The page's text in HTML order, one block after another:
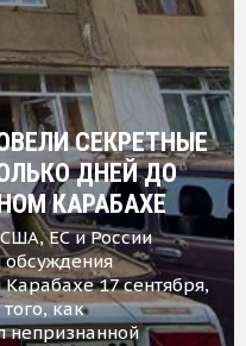
СЕКРЕТНЫЕ
ДНЕЙ ДО
КАРАБАХЕ
ЕС и России
обсуждения
17 сентября,
как
непризнанной